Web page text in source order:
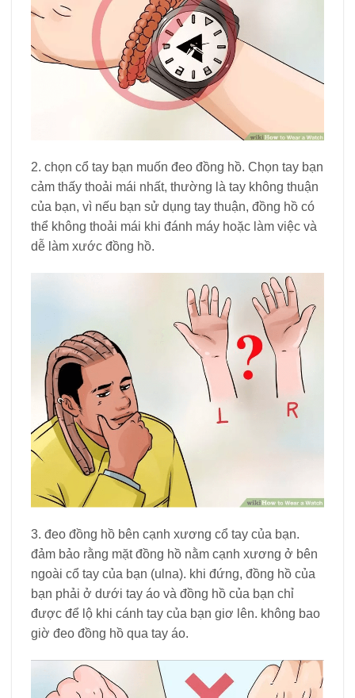
2. chọn cổ tay bạn muốn đeo đồng hồ. Chọn tay bạn
cảm thấy thoải mái nhất, thường là tay không thuận
của bạn, vì nếu bạn sử dụng tay thuận, đồng hồ có
thể không thoải mái khi đánh máy hoặc làm việc và
dễ làm xước đồng hồ.
3. đeo đồng hồ bên cạnh xương cổ tay của bạn.
đảm bảo rằng mặt đồng hồ nằm cạnh xương ở bên
ngoài cổ tay của bạn (ulna). khi đứng, đồng hồ của
bạn phải ở dưới tay áo và đồng hồ của bạn chỉ
được để lộ khi cánh tay của bạn giơ lên. không bao
giờ đeo đồng hồ qua tay áo.